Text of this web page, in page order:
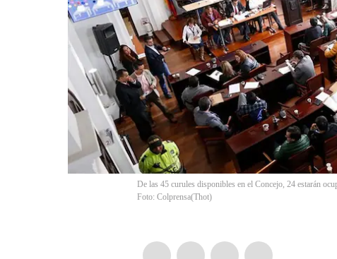
De las 45 curules disponibles en el Concejo, 24 estarán
Foto: Colprensa(Thot)